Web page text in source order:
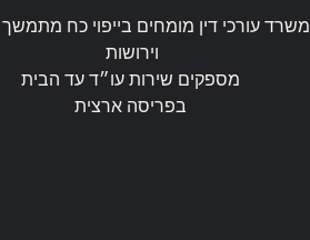
משרד עורכי דין מומחים בייפוי כח מתמשך
וירושות
מספקים שירות עו״ד עד הבית
בפריסה ארצית